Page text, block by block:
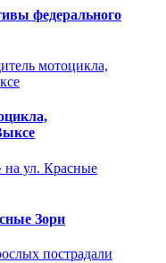
федерального
Зори